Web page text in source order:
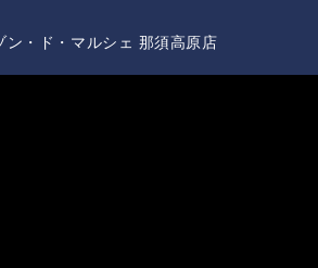
ン・ド・マルシェ 那須高原店